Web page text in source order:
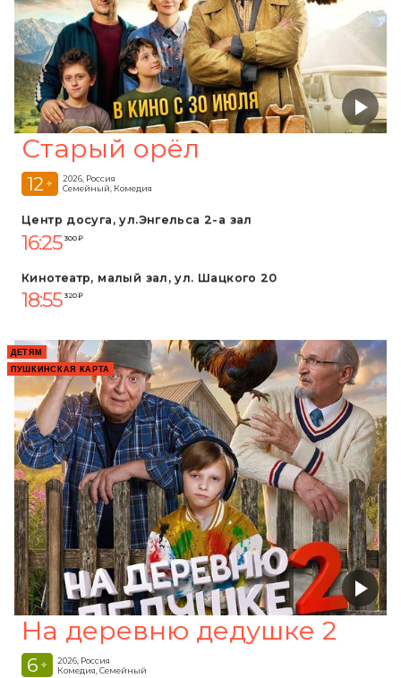
Старый орёл
12 +
2026, Россия
Семейный, Комедия
Центр досуга, ул.Энгельса 2-а зал
16:25 300 ₽
Кинотеатр, малый зал, ул. Шацкого 20
18:55 320 ₽
ДЕТЯМ
ПУШКИНСКАЯ КАРТА
На деревню дедушке 2
6 +
2026, Россия
Комедия, Семейный